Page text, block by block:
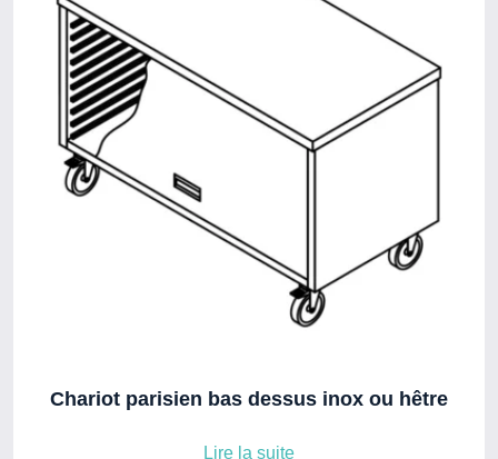
Chariot parisien bas dessus inox ou hêtre
Lire la suite